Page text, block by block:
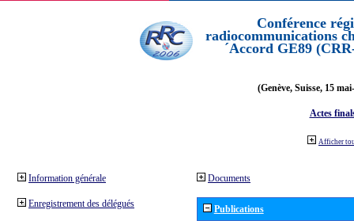
Conférence
radiocommunications
´Accord GE89
(Genève, Suisse, 15
Actes
Afficher
Information générale
Enregistrement des délégués
Documents
Publications